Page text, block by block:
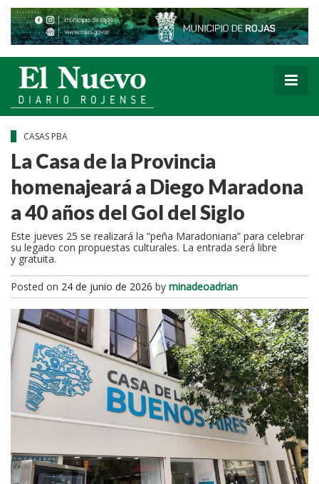
CASAS PBA
La Casa de la Provincia
homenajeará a Diego Maradona
a 40 años del Gol del Siglo
Este jueves 25 se realizará la “peña Maradoniana” para celebrar
su legado con propuestas culturales. La entrada será libre
y gratuita.
Posted on 24 de junio de 2026 by minadeoadrian